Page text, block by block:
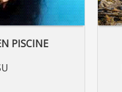
PISCINE